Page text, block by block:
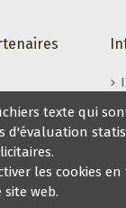
texte qui
d'évaluation
les cookies
web.